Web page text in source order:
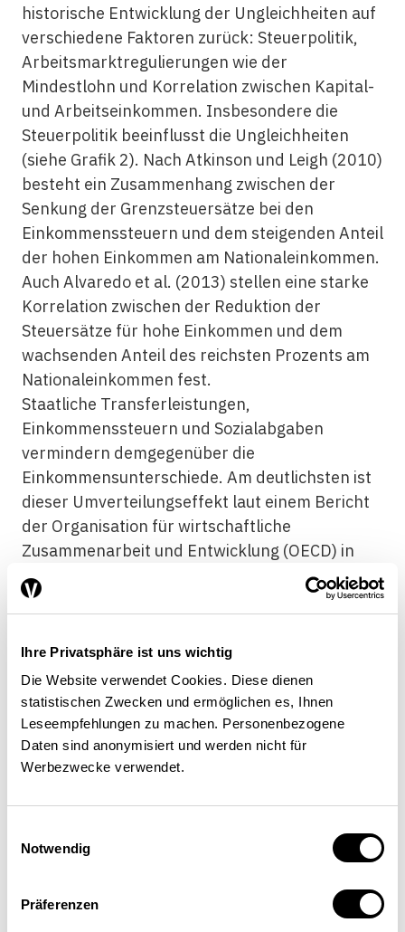
Ihre Privatsphäre ist uns wichtig
Die Website verwendet Cookies. Diese dienen
statistischen Zwecken und ermöglichen es, Ihnen
Leseempfehlungen zu machen. Personenbezogene
Daten sind anonymisiert und werden nicht für
Werbezwecke verwendet.
Notwendig
Präferenzen
historische Entwicklung der Ungleichheiten auf
verschiedene Faktoren zurück: Steuerpolitik,
Arbeitsmarktregulierungen wie der
Mindestlohn und Korrelation zwischen Kapital-
und Arbeitseinkommen. Insbesondere die
Steuerpolitik beeinflusst die Ungleichheiten
(siehe Grafik 2). Nach Atkinson und Leigh (2010)
besteht ein Zusammenhang zwischen der
Senkung der Grenzsteuersätze bei den
Einkommenssteuern und dem steigenden Anteil
der hohen Einkommen am Nationaleinkommen.
Auch Alvaredo et al. (2013) stellen eine starke
Korrelation zwischen der Reduktion der
Steuersätze für hohe Einkommen und dem
wachsenden Anteil des reichsten Prozents am
Nationaleinkommen fest.
Staatliche Transferleistungen,
Einkommenssteuern und Sozialabgaben
vermindern demgegenüber die
Einkommensunterschiede. Am deutlichsten ist
dieser Umverteilungseffekt laut einem Bericht
der Organisation für wirtschaftliche
Zusammenarbeit und Entwicklung (OECD) in
den nordischen Ländern Dänemark, Norwegen,
Finnland, Schweden sowie in Slowenien,
den 1990er-Jahren habe die Umverteilung über
Steuern und Transfers aber in den meisten
Ländern an Wirksamkeit eingebüsst, schreiben
die OECD-Experten.
Piketty unterteilt seine Beobachtungen in
konvergierende und divergierende Kräfte,
Topmanager sowie die Anhäufung und die
Konzentration der Vermögen in einem Umfeld